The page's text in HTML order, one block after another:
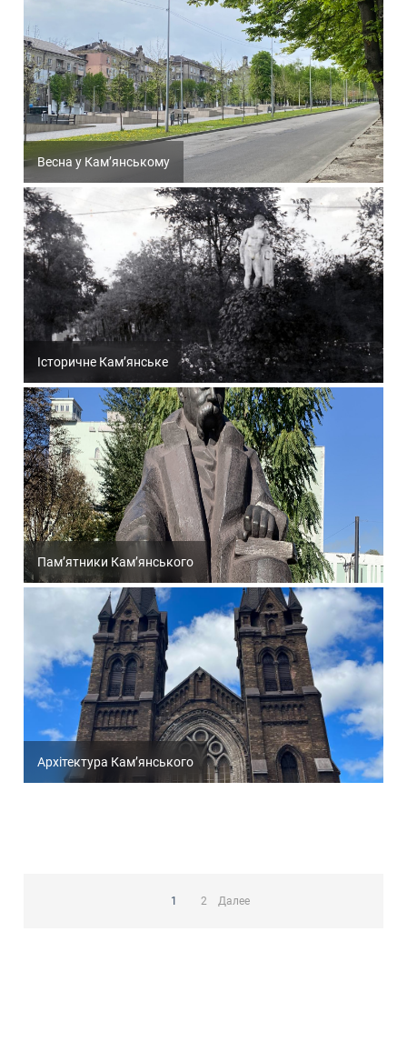
Весна у Кам’янському
Історичне Кам’янське
Пам’ятники Кам’янського
Архітектура Кам’янського
1 2 Далее